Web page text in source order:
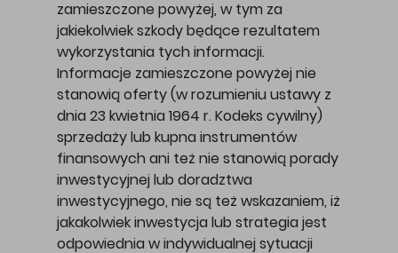
zamieszczone powyżej, w tym za
jakiekolwiek szkody będące rezultatem
wykorzystania tych informacji.
Informacje zamieszczone powyżej nie
stanowią oferty (w rozumieniu ustawy z
dnia 23 kwietnia 1964 r. Kodeks cywilny)
sprzedaży lub kupna instrumentów
finansowych ani też nie stanowią porady
inwestycyjnej lub doradztwa
inwestycyjnego, nie są też wskazaniem, iż
jakakolwiek inwestycja lub strategia jest
odpowiednia w indywidualnej sytuacji